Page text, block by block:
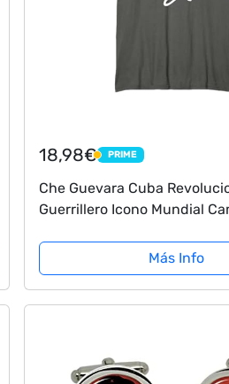
18,98€ PRIME
PRIME
Che Guevara Cuba
Guerrillero Icono Mundial
Más Info